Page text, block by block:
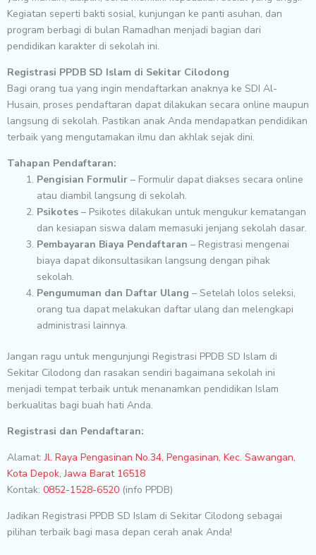
Kegiatan seperti bakti sosial, kunjungan ke panti asuhan, dan
program berbagi di bulan Ramadhan menjadi bagian dari
pendidikan karakter di sekolah ini.
Registrasi PPDB SD Islam di Sekitar Cilodong
Bagi orang tua yang ingin mendaftarkan anaknya ke SDI Al-
Husain, proses pendaftaran dapat dilakukan secara online maupun
langsung di sekolah. Pastikan anak Anda mendapatkan pendidikan
terbaik yang mengutamakan ilmu dan akhlak sejak dini.
Tahapan Pendaftaran:
Pengisian Formulir – Formulir dapat diakses secara online
atau diambil langsung di sekolah.
Psikotes – Psikotes dilakukan untuk mengukur kematangan
dan kesiapan siswa dalam memasuki jenjang sekolah dasar.
Pembayaran Biaya Pendaftaran – Registrasi mengenai
biaya dapat dikonsultasikan langsung dengan pihak
sekolah.
Pengumuman dan Daftar Ulang – Setelah lolos seleksi,
orang tua dapat melakukan daftar ulang dan melengkapi
administrasi lainnya.
Jangan ragu untuk mengunjungi Registrasi PPDB SD Islam di
Sekitar Cilodong dan rasakan sendiri bagaimana sekolah ini
menjadi tempat terbaik untuk menanamkan pendidikan Islam
berkualitas bagi buah hati Anda.
Registrasi dan Pendaftaran:
Alamat:Jl. Raya Pengasinan No.34, Pengasinan, Kec. Sawangan,
Kota Depok, Jawa Barat 16518
Kontak: 0852-1528-6520 (info PPDB)
Jadikan Registrasi PPDB SD Islam di Sekitar Cilodong sebagai
pilihan terbaik bagi masa depan cerah anak Anda!